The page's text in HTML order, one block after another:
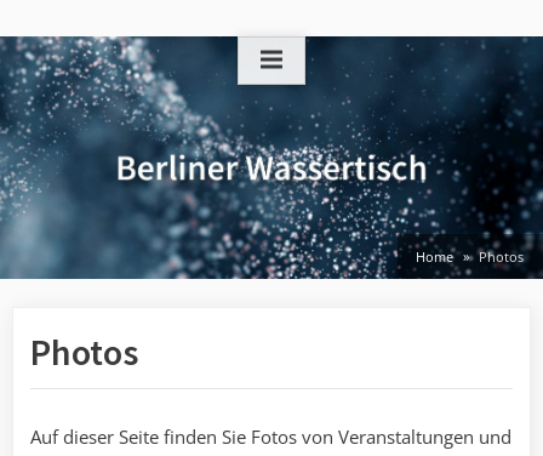
to
content
Home Photos
Photos
Auf dieser Seite finden Sie Fotos von Veranstaltungen und